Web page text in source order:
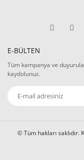
E-BÜLTEN
Tüm kampanya ve
kaydolunuz.
© Tüm hakları saklıdır.